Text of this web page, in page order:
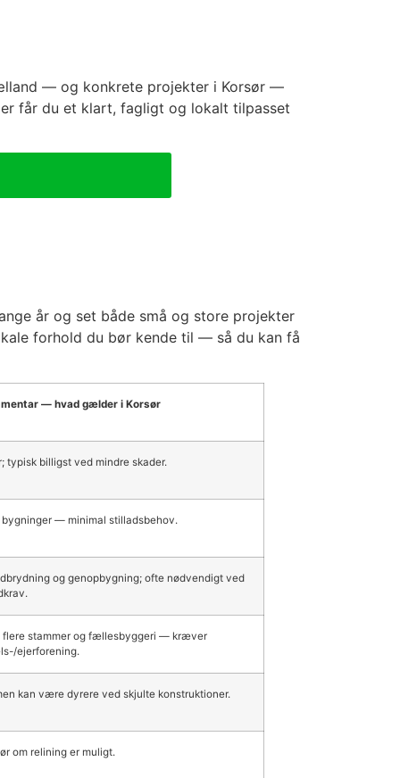
— og konkrete projekter i Korsør —
får du et klart, fagligt og lokalt tilpasset
år og set både små og store projekter
forhold du bør kende til — så du kan få
— hvad gælder i Korsør
typisk billigst ved mindre skader.
bygninger — minimal stilladsbehov.
og genopbygning; ofte nødvendigt ved
flere stammer og fællesbyggeri — kræver
ejerforening.
kan være dyrere ved skjulte konstruktioner.
om relining er muligt.